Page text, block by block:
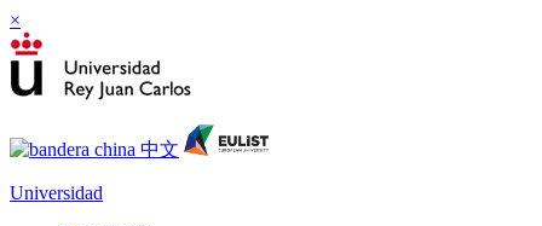
×
Universidad